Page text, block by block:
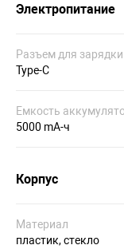
Электропитание
Разъем для зарядки
Type-C
Емкость
5000 mA-ч
Корпус
Материал
пластик, стекло